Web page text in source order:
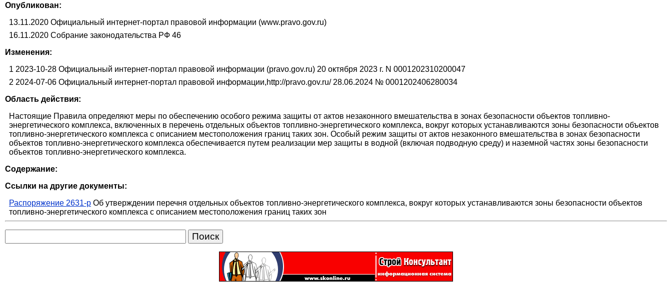
Опубликован:
13.11.2020 Официальный интернет-портал правовой информации (www.pravo.gov.ru)
16.11.2020 Собрание законодательства РФ 46
Изменения:
1 2023-10-28 Официальный интернет-портал правовой информации (pravo.gov.ru) 20 октября 2023 г. N 0001202310200047
2 2024-07-06 Официальный интернет-портал правовой информации,http://pravo.gov.ru/ 28.06.2024 № 0001202406280034
Область действия:
Настоящие Правила определяют меры по обеспечению особого режима защиты от актов незаконного вмешательства в зонах безопасности объектов топливно-
энергетического комплекса, включенных в перечень отдельных объектов топливно-энергетического комплекса, вокруг которых устанавливаются зоны безопасности объектов
топливно-энергетического комплекса с описанием местоположения границ таких зон. Особый режим защиты от актов незаконного вмешательства в зонах безопасности
объектов топливно-энергетического комплекса обеспечивается путем реализации мер защиты в водной (включая подводную среду) и наземной частях зоны безопасности
объектов топливно-энергетического комплекса.
Содержание:
Ссылки на другие документы:
Распоряжение 2631-р Об утверждении перечня отдельных объектов топливно-энергетического комплекса, вокруг которых устанавливаются зоны безопасности объектов
топливно-энергетического комплекса с описанием местоположения границ таких зон